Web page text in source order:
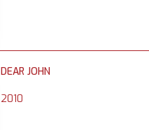
DEAR JOHN
2010